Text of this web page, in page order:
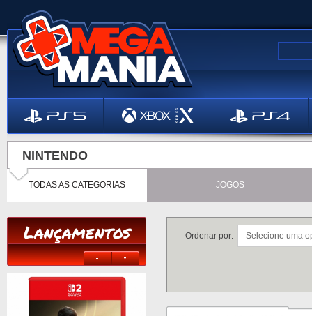
NINTENDO
TODAS AS CATEGORIAS JOGOS
Lançamentos Ordenar por: